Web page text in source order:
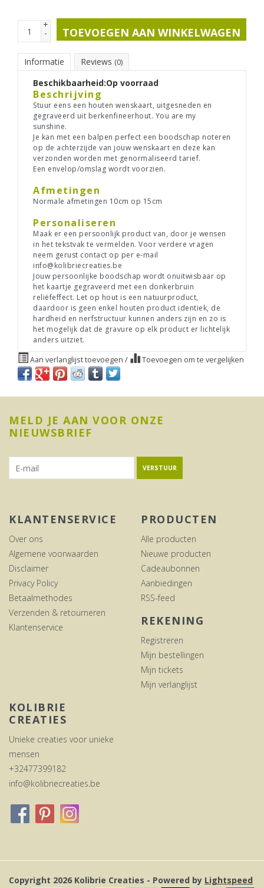
+
- TOEVOEGEN AAN WINKELWAGEN
Informatie Reviews (0)
Beschikbaarheid:Op voorraad
Beschrijving
Stuur eens een houten wenskaart, uitgesneden en
gegraveerd uit berkenfineerhout. You are my
sunshine.
Je kan met een balpen perfect een boodschap noteren
op de achterzijde van jouw wenskaart en deze kan
verzonden worden met genormaliseerd tarief.
Een envelop/omslag wordt voorzien.
Afmetingen
Normale afmetingen 10cm op 15cm
Personaliseren
Maak er een persoonlijk product van, door je wensen
in het tekstvak te vermelden. Voor verdere vragen
neem gerust contact op per e-mail
info@kolibriecreaties.be
Jouw persoonlijke boodschap wordt onuitwisbaar op
het kaartje gegraveerd met een donkerbruin
reliëfeffect. Let op hout is een natuurproduct,
daardoor is geen enkel houten product identiek, de
hardheid en nerfstructuur kunnen anders zijn en zo is
het mogelijk dat de gravure op elk product er lichtelijk
anders uitziet.
Aan verlanglijst toevoegen / Toevoegen om te vergelijken
MELD JE AAN VOOR ONZE
NIEUWSBRIEF
VERSTUUR
KLANTENSERVICE
Over ons
Algemene voorwaarden
Disclaimer
Privacy Policy
Betaalmethodes
Verzenden & retourneren
Klantenservice
PRODUCTEN
Alle producten
Nieuwe producten
Cadeaubonnen
Aanbiedingen
RSS-feed
REKENING
Registreren
Mijn bestellingen
Mijn tickets
Mijn verlanglijst
KOLIBRIE
CREATIES
Unieke creaties voor unieke
mensen
+32477399182
info@kolibriecreaties.be
Copyright 2026 Kolibrie Creaties - Powered by Lightspeed